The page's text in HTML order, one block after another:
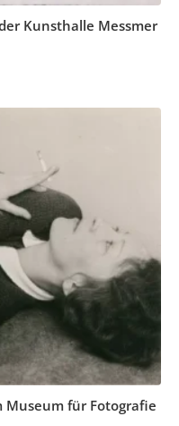
Kunsthalle Messmer
Museum für Fotografie